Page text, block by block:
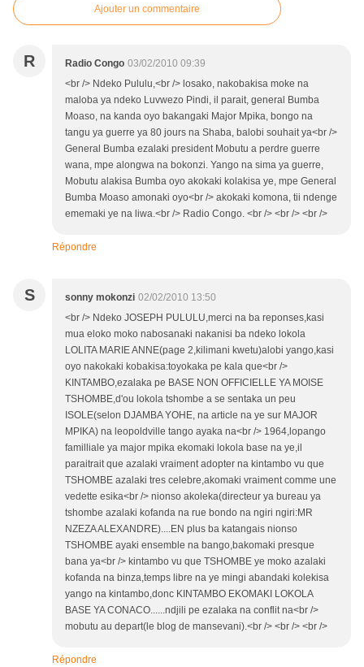
Ajouter un commentaire
R Radio Congo 03/02/2010 09:39
<br /> Ndeko Pululu,<br /> losako, nakobakisa moke na
maloba ya ndeko Luvwezo Pindi, il parait, general Bumba
Moaso, na kanda oyo bakangaki Major Mpika, bongo na
tangu ya guerre ya 80 jours na Shaba, balobi souhait ya<br />
General Bumba ezalaki president Mobutu a perdre guerre
wana, mpe alongwa na bokonzi. Yango na sima ya guerre,
Mobutu alakisa Bumba oyo akokaki kolakisa ye, mpe General
Bumba Moaso amonaki oyo<br /> akokaki komona, tii ndenge
ememaki ye na liwa.<br /> Radio Congo. <br /> <br /> <br />
Répondre
S sonny mokonzi 02/02/2010 13:50
<br /> Ndeko JOSEPH PULULU,merci na ba reponses,kasi
mua eloko moko nabosanaki nakanisi ba ndeko lokola
LOLITA MARIE ANNE(page 2,kilimani kwetu)alobi yango,kasi
oyo nakokaki kobakisa:toyokaka pe kala que<br />
KINTAMBO,ezalaka pe BASE NON OFFICIELLE YA MOISE
TSHOMBE,d'ou lokola tshombe a se sentaka un peu
ISOLE(selon DJAMBA YOHE, na article na ye sur MAJOR
MPIKA) na leopoldville tango ayaka na<br /> 1964,lopango
familliale ya major mpika ekomaki lokola base na ye,il
paraitrait que azalaki vraiment adopter na kintambo vu que
TSHOMBE azalaki tres celebre,akomaki vraiment comme une
vedette esika<br /> nionso akoleka(directeur ya bureau ya
tshombe azalaki kofanda na rue bondo na ngiri ngiri:MR
NZEZA ALEXANDRE)....EN plus ba katangais nionso
TSHOMBE ayaki ensemble na bango,bakomaki presque
bana ya<br /> kintambo vu que TSHOMBE ye moko azalaki
kofanda na binza,temps libre na ye mingi abandaki kolekisa
yango na kintambo,donc KINTAMBO EKOMAKI LOKOLA
BASE YA CONACO......ndjili pe ezalaka na conflit na<br />
mobutu au depart(le blog de mansevani).<br /> <br /> <br />
Répondre